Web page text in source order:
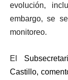
evolución,
embargo, se
monitoreo.
El
Castillo,